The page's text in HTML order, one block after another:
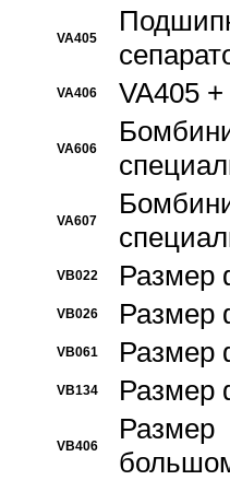
VA405
VA406 VA405
VA606
VA607
VB022 Размер
VB026 Размер
VB061 Размер
VB134 Размер
VB406